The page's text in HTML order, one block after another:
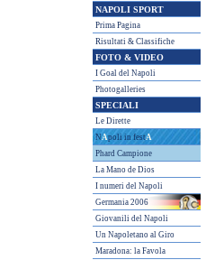
NAPOLI SPORT
Prima Pagina
Risultati & Classifiche
FOTO & VIDEO
I Goal del Napoli
Photogalleries
SPECIALI
Le Dirette
NApoli in festA
Phard Campione
La Mano de Dios
I numeri del Napoli
Germania 2006
Giovanili del Napoli
Un Napoletano al Giro
Maradona: la Favola